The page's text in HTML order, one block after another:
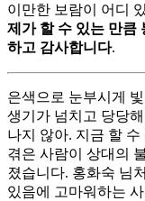
이만한 보람이 어디
제가 할 수 있는 만큼
하고 감사합니다.
은색으로 눈부시게
생기가 넘치고 당당
나지 않아. 지금 할
겪은 사람이 상대의
졌습니다. 홍화숙 님
있음에 고마워하는